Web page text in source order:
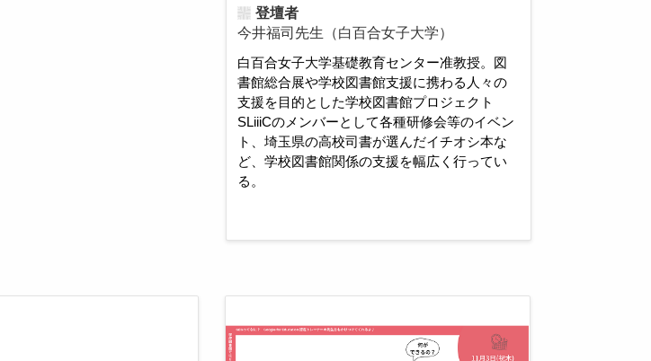
登壇者
今井福司先生（白百合女子大学）
白百合女子大学基礎教育センター准教授。図
書館総合展や学校図書館支援に携わる人々の
支援を目的とした学校図書館プロジェクト
SLiiiCのメンバーとして各種研修会等のイベン
ト、埼玉県の高校司書が選んだイチオシ本な
ど、学校図書館関係の支援を幅広く行ってい
る。